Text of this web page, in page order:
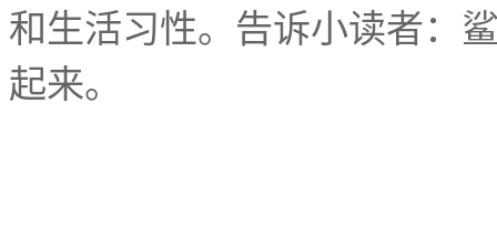
和生活习性。告诉小读者：
起来。